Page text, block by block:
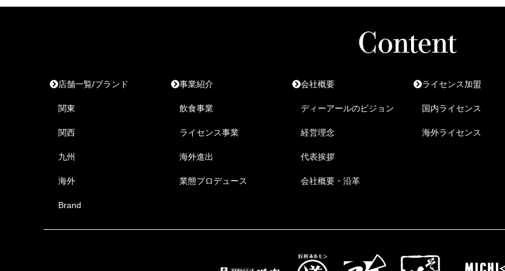
Content
店舗一覧/ブランド
関東
関西
九州
海外
Brand
事業紹介
飲食事業
ライセンス事業
海外進出
業態プロデュース
会社概要
ディーアールのビジョン
経営理念
代表挨拶
会社概要・沿革
ライセンス加盟
国内ライセンス
海外ライセンス